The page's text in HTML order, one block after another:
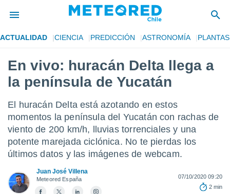
de
por
la
calidad.
a este
las
forma
ACTUALIDAD CIENCIA PREDICCIÓN ASTRONOMÍA PLANTAS
En vivo: huracán Delta llega a
la península de Yucatán
El huracán Delta está azotando en estos
momentos la península del Yucatán con rachas de
viento de 200 km/h, lluvias torrenciales y una
potente marejada ciclónica. No te pierdas los
últimos datos y las imágenes de webcam.
Juan José Villena
Meteored España
07/10/2020 09:20
2 min